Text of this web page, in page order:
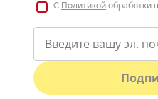
С Политикой обработки